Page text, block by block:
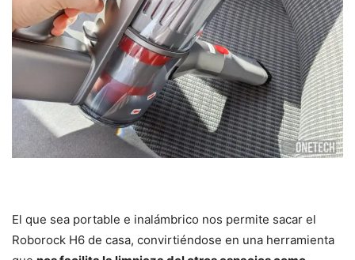
El que sea portable e inalámbrico nos permite sacar el
Roborock H6 de casa, convirtiéndose en una herramienta